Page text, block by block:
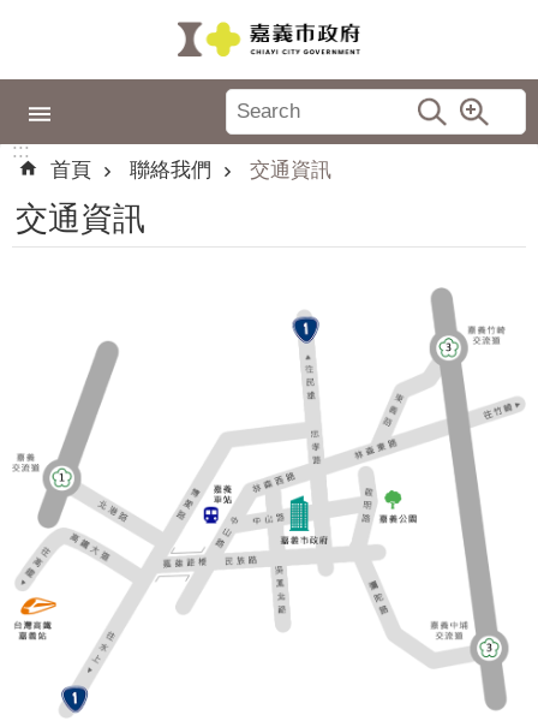
政
專
區
城
義
新
聞
活
動
:::
首頁
聯絡我們 交通資訊
交通資訊